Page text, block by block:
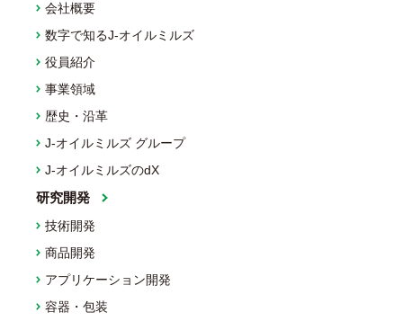
会社概要
数字で知るJ-オイルミルズ
役員紹介
事業領域
歴史・沿革
J-オイルミルズ グループ
J-オイルミルズのdX
研究開発
技術開発
商品開発
アプリケーション開発
容器・包装